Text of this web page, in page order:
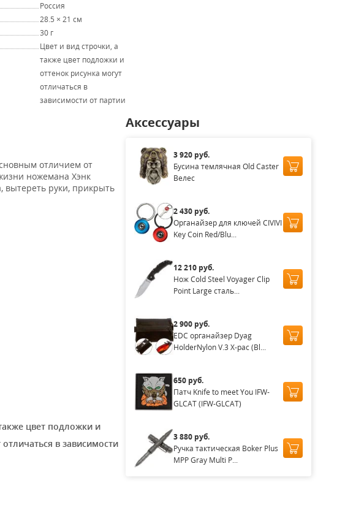
Россия
28.5 × 21 см
30 г
Цвет и вид строчки, а
также цвет подложки и
оттенок рисунка могут
отличаться в
зависимости от партии
отличием от
ножемана Хэнк
вытереть руки, прикрыть
цвет подложки и
в зависимости
Аксессуары
3 920 руб.
Бусина темлячная Old Caster
Велес
2 430 руб.
Органайзер для ключей CIVIVI
Key Coin Red/Blu...
12 210 руб.
Нож Cold Steel Voyager Clip
Point Large сталь...
2 900 руб.
EDC органайзер Dyag
HolderNylon V.3 X-pac (Bl...
650 руб.
Патч Knife to meet You IFW-
GLCAT (IFW-GLCAT)
3 880 руб.
Ручка тактическая Boker Plus
MPP Gray Multi P...